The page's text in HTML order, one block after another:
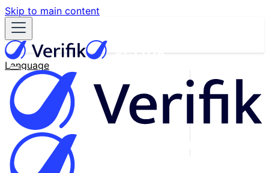
Skip to main content
Language
English
Español
Français
Português
한국어
日本語
中文